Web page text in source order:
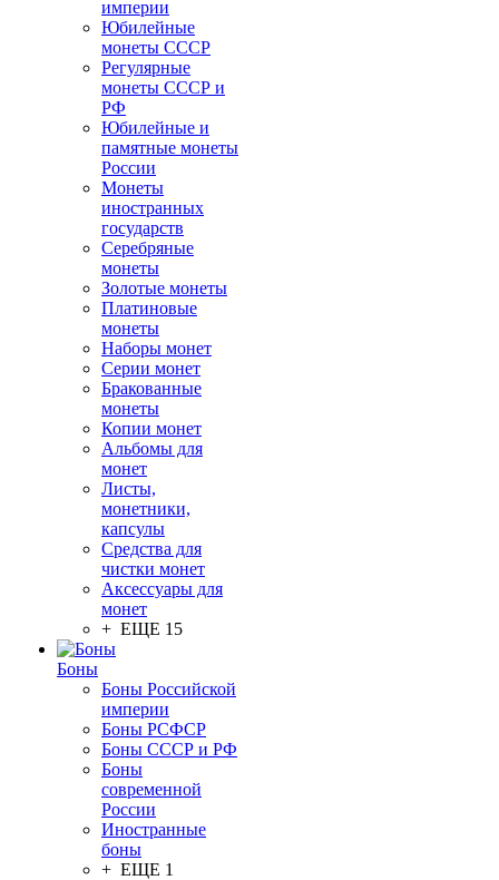
империи
Юбилейные
монеты СССР
Регулярные
монеты СССР и
РФ
Юбилейные и
памятные монеты
России
Монеты
иностранных
государств
Серебряные
монеты
Золотые монеты
Платиновые
монеты
Наборы монет
Серии монет
Бракованные
монеты
Копии монет
Альбомы для
монет
Листы,
монетники,
капсулы
Средства для
чистки монет
Аксессуары для
монет
+ ЕЩЕ 15
Боны
Боны Российской
империи
Боны РСФСР
Боны СССР и РФ
Боны
современной
России
Иностранные
боны
+ ЕЩЕ 1